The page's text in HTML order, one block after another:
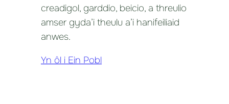
creadigol, garddio, beicio, a threulio
amser gyda’i theulu a’i hanifeiliaid
anwes.
Yn ôl i Ein Pobl